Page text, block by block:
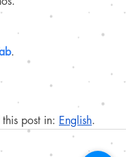
.
post in: English.